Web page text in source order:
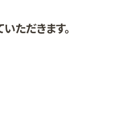
ただきます。